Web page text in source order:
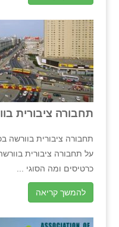
תחבורה ציבורית
תחבורה ציבורית בוורשה
על תחבורה ציבורית
כרטיסים ומה הסוגי ...
להמשך קריאה